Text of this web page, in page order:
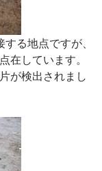
る地点ですが、
在しています。
が検出されまし